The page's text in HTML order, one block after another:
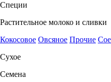
Специи
Растительное молоко и сливки
Кокосовое Овсяное Прочие
Сухое
Семена